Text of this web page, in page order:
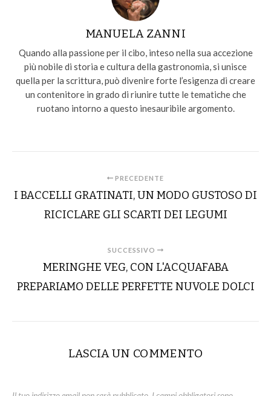
MANUELA ZANNI
Quando alla passione per il cibo, inteso nella sua accezione
più nobile di storia e cultura della gastronomia, si unisce
quella per la scrittura, può divenire forte l’esigenza di creare
un contenitore in grado di riunire tutte le tematiche che
ruotano intorno a questo inesauribile argomento.
PRECEDENTE
I BACCELLI GRATINATI, UN MODO GUSTOSO DI
RICICLARE GLI SCARTI DEI LEGUMI
SUCCESSIVO
MERINGHE VEG, CON L'ACQUAFABA
PREPARIAMO DELLE PERFETTE NUVOLE DOLCI
LASCIA UN COMMENTO